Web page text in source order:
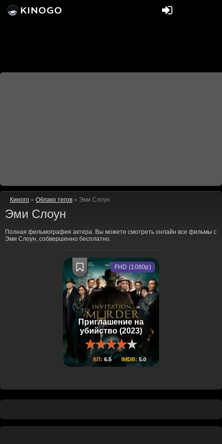
Киного » Облако тегов » Эми Слоун
Эми Слоун
Полная фильмография актера. Вы можете смотреть онлайн все фильмы с
Эми Слоун, собвершенно бесплатно.
Приглашение на
убийство (2023)
КП: 6.5 IMDB: 5.0
FHD (1080p)